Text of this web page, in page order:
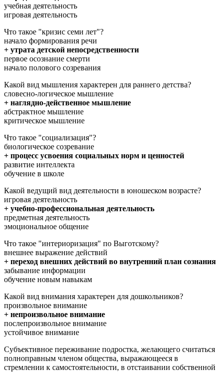
учебная деятельность
игровая деятельность
Что такое "кризис семи лет"?
начало формирования речи
+ утрата детской непосредственности
первое осознание смерти
начало полового созревания
Какой вид мышления характерен для раннего детства?
словесно-логическое мышление
+ наглядно-действенное мышление
абстрактное мышление
критическое мышление
Что такое "социализация"?
биологическое созревание
+ процесс усвоения социальных норм и ценностей
развитие интеллекта
обучение в школе
Какой ведущий вид деятельности в юношеском возрасте?
игровая деятельность
+ учебно-профессиональная деятельность
предметная деятельность
эмоциональное общение
Что такое "интериоризация" по Выготскому?
внешнее выражение действий
+ переход внешних действий во внутренний план сознания
забывание информации
обучение новым навыкам
Какой вид внимания характерен для дошкольников?
произвольное внимание
+ непроизвольное внимание
послепроизвольное внимание
устойчивое внимание
Субъективное переживание подростка, желающего считаться
полноправным членом общества, выражающееся в
стремлении к самостоятельности, в отстаивании собственной